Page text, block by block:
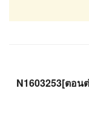
N1603253[ตอ